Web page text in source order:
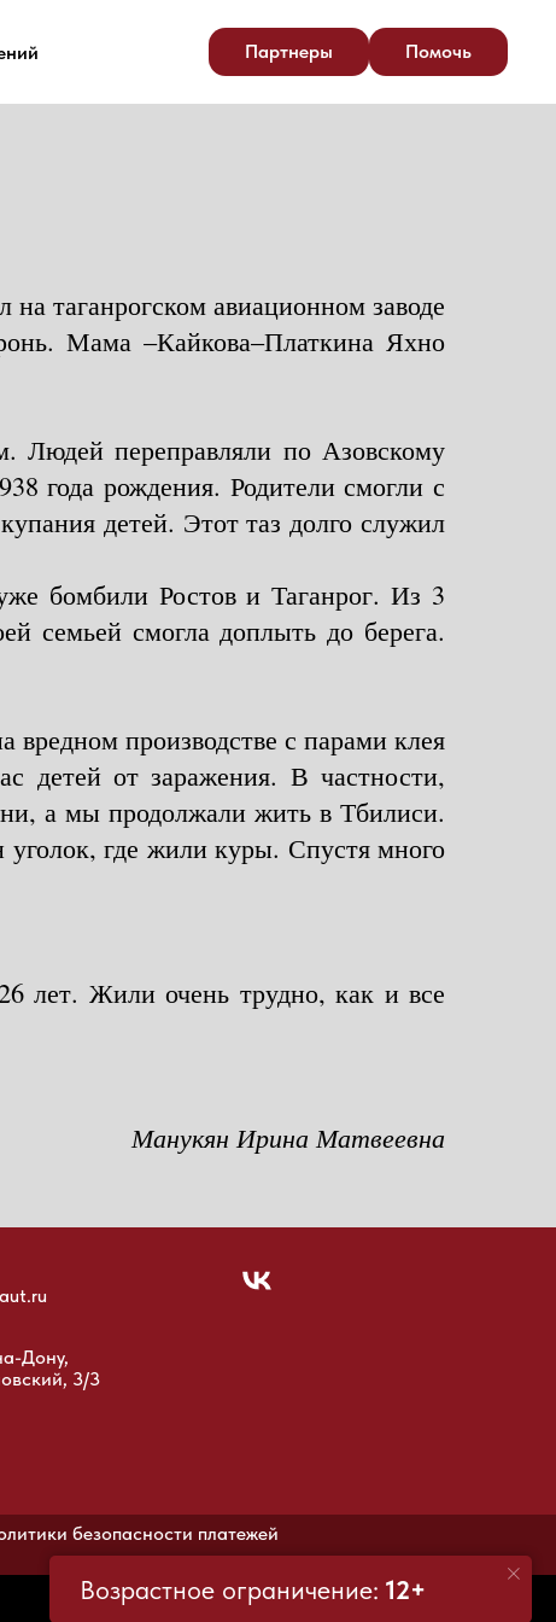
Партнеры Помочь
Возрастное ограничение: 12+
таганрогском авиационном заводе
Мама –Кайкова–Платкина Яхно
Людей переправляли по Азовскому
года рождения. Родители смогли с
детей. Этот таз долго служил
бомбили Ростов и Таганрог. Из 3
семьей смогла доплыть до берега.
вредном производстве с парами клея
детей от заражения. В частности,
а мы продолжали жить в Тбилиси.
где жили куры. Спустя много
лет. Жили очень трудно, как и все
Манукян Ирина Матвеевна
Дону,
3/3
безопасности платежей